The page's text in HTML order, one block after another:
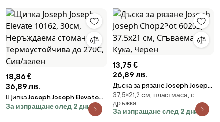
18,86 €
36,89 лв.
Щипка Joseph Joseph Elevate
10162, 30см, Неръждаема
стомана, Термоустойчива до
За изпращане след 2 дни
13,75 €
26,89 лв.
Дъска за рязане Joseph Joseph
Chop2Pot 60202, 37.5х21 см,
Сгъваема, Кука, Черен
37,5×21,2 cм, пластмаса, с
дръжка
За изпращане след 2 дни